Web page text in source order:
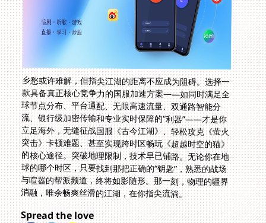
乡愁或许难解，但指尖江湖的距离不应成为阻碍。选择一
款具备真正核心竞争力的国服加速方案——如同时满足全
球节点分布、平台通配、无限高速流量、双通路智能分
流、银行级加密传输和专业实时保障的“利器”——才是你
立足海外，无缝征战国服《古今江湖》、轻松攻克《萤火
突击》卡顿难题、甚至实现跨时区畅玩《超越时空的猫》
的核心途径。突破地理限制，技术早已铺路。无论你在地
球的哪个时区，只要找到那把正确的“钥匙”，熟悉的战场
与喧嚣的帮派频道，终将如影随形。那一刻，物理的疆界
消融，唯余畅爽丝滑的江湖，在你指尖流淌。
Spread the love